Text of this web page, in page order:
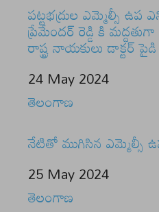
పట్టభద్రుల ఎమ్మెల్సీ ఉప
ప్రేమేందర్ రెడ్డి కి
రాష్ట్ర నాయకులు డాక్టర్
Date
24 May 2024
In relation to
తెలంగాణ
నేటితో ముగిసిన ఎమ్మెల్సీ
Date
25 May 2024
In relation to
తెలంగాణ